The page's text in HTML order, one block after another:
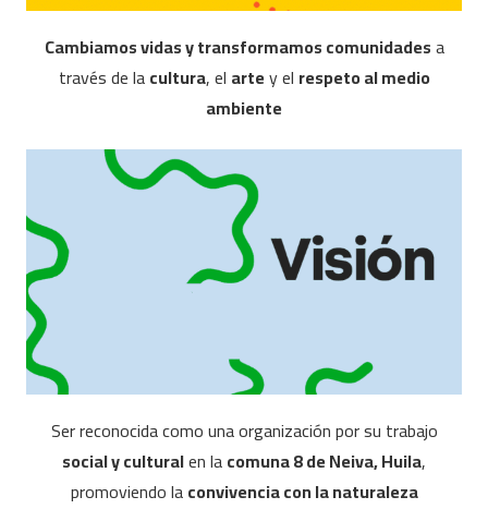
Cambiamos vidas y transformamos comunidadesa
través de lacultura, el artey el respeto al medio
ambiente
Ser reconocida como una organización por su trabajo
social y culturalen lacomuna 8 de Neiva, Huila,
promoviendo laconvivencia con la naturaleza